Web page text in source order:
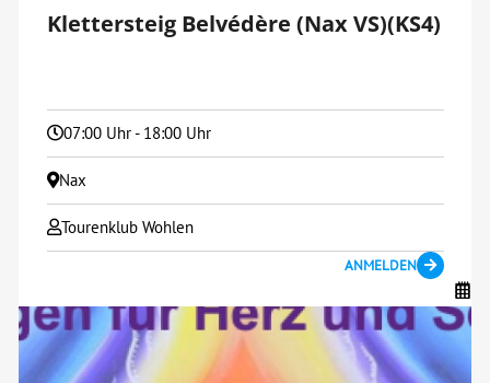
Klettersteig Belvédère (Nax VS)(KS4)
07:00 Uhr - 18:00 Uhr
Nax
Tourenklub Wohlen
ANMELDEN